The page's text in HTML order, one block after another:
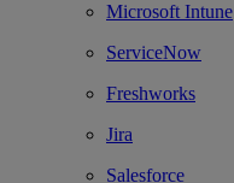
Microsoft Intune
ServiceNow
Freshworks
Jira
Salesforce